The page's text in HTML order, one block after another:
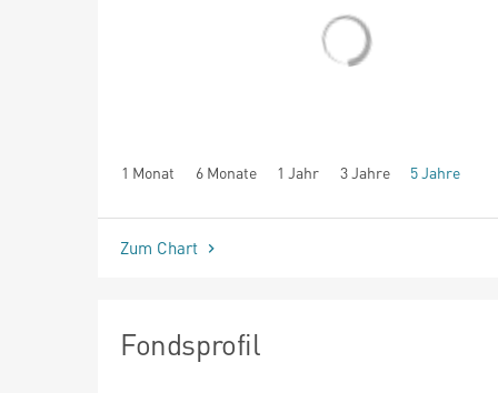
1 Monat 6 Monate 1 Jahr 3 Jahre 5 Jahre
seit Beginn
Zum Chart
Fondsprofil